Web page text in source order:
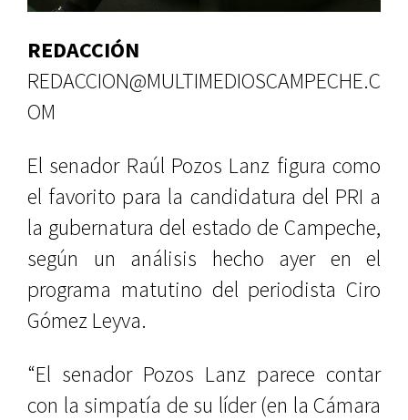
REDACCIÓN
REDACCION@MULTIMEDIOSCAMPECHE.C
OM
El senador Raúl Pozos Lanz figura como
el favorito para la candidatura del PRI a
la gubernatura del estado de Campeche,
según un análisis hecho ayer en el
programa matutino del periodista Ciro
Gómez Leyva.
“El senador Pozos Lanz parece contar
con la simpatía de su líder (en la Cámara